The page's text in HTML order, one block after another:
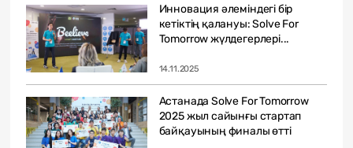
Инновация әлеміндегі бір
кетіктің қалануы: Solve For
Tomorrow жүлдегерлері...
14.11.2025
Астанада Solve For Tomorrow
2025 жыл сайынғы стартап
байқауының финалы өтті